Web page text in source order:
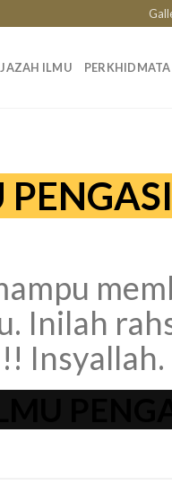
ILMU
Inilah
Insyallah.